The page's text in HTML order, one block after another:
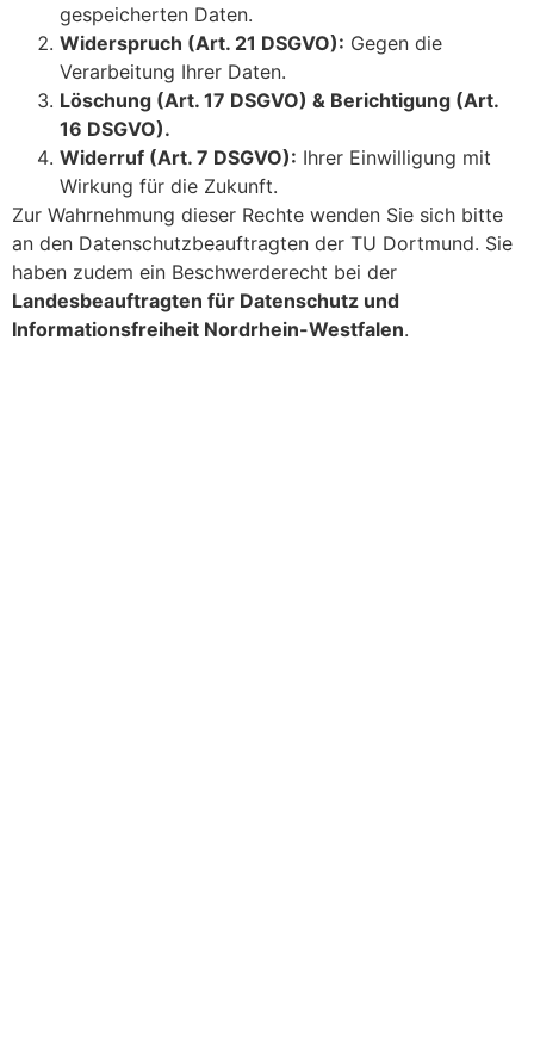
gespeicherten Daten.
Widerspruch (Art. 21 DSGVO): Gegen die
Verarbeitung Ihrer Daten.
Löschung (Art. 17 DSGVO) & Berichtigung (Art.
16 DSGVO).
Widerruf (Art. 7 DSGVO): Ihrer Einwilligung mit
Wirkung für die Zukunft.
Zur Wahrnehmung dieser Rechte wenden Sie sich bitte
an den Datenschutzbeauftragten der TU Dortmund. Sie
haben zudem ein Beschwerderecht bei der
Landesbeauftragten für Datenschutz und
Informationsfreiheit Nordrhein-Westfalen.